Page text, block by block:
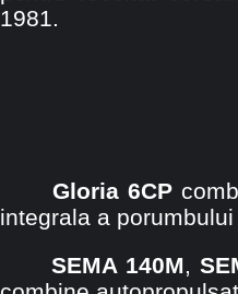
1981.
Gloria 6CP
integrala a
SEMA 140M,